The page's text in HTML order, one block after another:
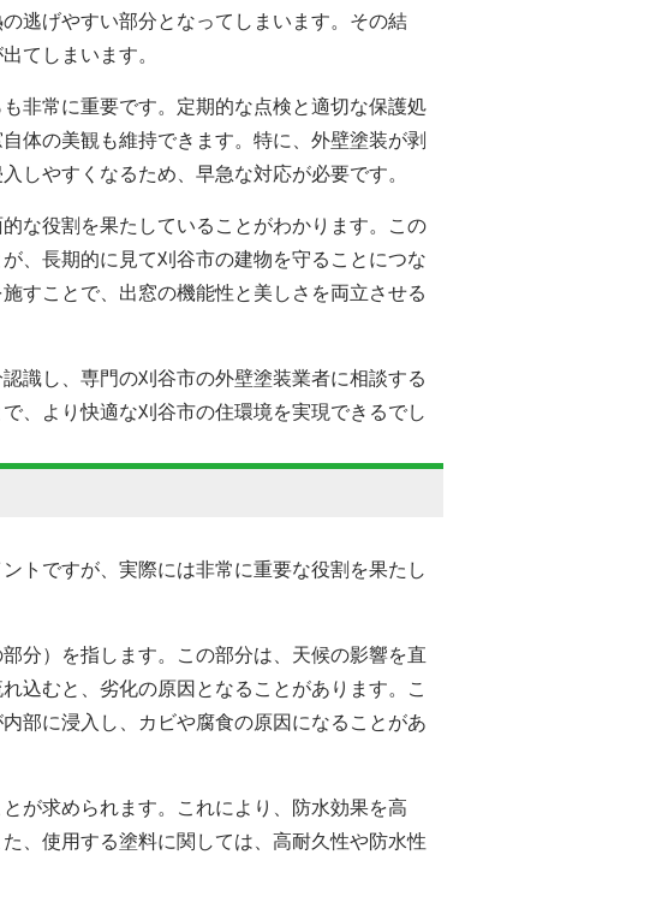
逃げやすい部分となってしまいます。その結
てしまいます。
非常に重要です。定期的な点検と適切な保護処
体の美観も維持できます。特に、 外壁塗装が剥
しやすくなるため、早急な対応が必要です。
な役割を果たしていることがわかります。この
、長期的に見て刈谷市の建物を守ることにつな
すことで、出窓の機能性と美しさを両立させる
識し、専門の刈谷市の外壁塗装業者に相談する
、より快適な刈谷市の住環境を実現できるでし
トですが、実際には非常に重要な役割を果たし
分）を指します。この部分は、天候の影響を直
込むと、劣化の原因となることがあります。こ
部に浸入し、カビや腐食の原因になることがあ
が求められます。これにより、防水効果を高
、使用する塗料に関しては、高耐久性や防水性